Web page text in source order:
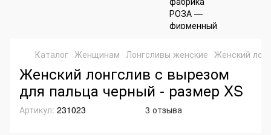
Каталог Женщинам Лонгсливы женские Женский
Женский лонгслив с вырезом
для пальца черный - размер XS
Артикул: 231023 3 отзыва